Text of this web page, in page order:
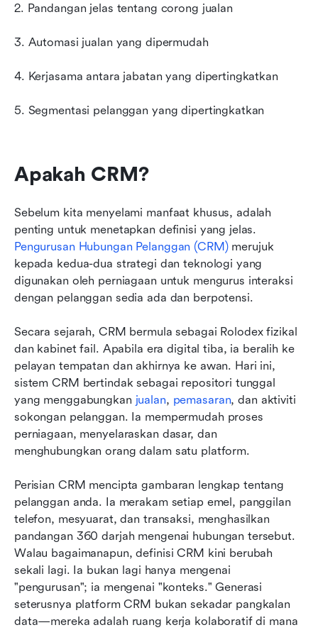
2. Pandangan jelas tentang corong jualan
3. Automasi jualan yang dipermudah
4. Kerjasama antara jabatan yang dipertingkatkan
5. Segmentasi pelanggan yang dipertingkatkan
Apakah CRM?
Sebelum kita menyelami manfaat khusus, adalah
Pengurusan Hubungan Pelanggan (CRM) merujuk
kepada kedua-dua strategi dan teknologi yang
digunakan oleh perniagaan untuk mengurus interaksi
dengan pelanggan sedia ada dan berpotensi.
Secara sejarah, CRM bermula sebagai Rolodex fizikal
dan kabinet fail. Apabila era digital tiba, ia beralih ke
pelayan tempatan dan akhirnya ke awan. Hari ini,
sistem CRM bertindak sebagai repositori tunggal
yang menggabungkan jualan, pemasaran, dan aktiviti
sokongan pelanggan. Ia mempermudah proses
perniagaan, menyelaraskan dasar, dan
menghubungkan orang dalam satu platform.
Perisian CRM mencipta gambaran lengkap tentang
pelanggan anda. Ia merakam setiap emel, panggilan
telefon, mesyuarat, dan transaksi, menghasilkan
pandangan 360 darjah mengenai hubungan tersebut.
Walau bagaimanapun, definisi CRM kini berubah
sekali lagi. Ia bukan lagi hanya mengenai
"pengurusan"; ia mengenai "konteks." Generasi
seterusnya platform CRM bukan sekadar pangkalan
data—mereka adalah ruang kerja kolaboratif di mana